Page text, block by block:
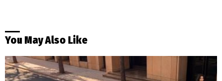
You May Also Like